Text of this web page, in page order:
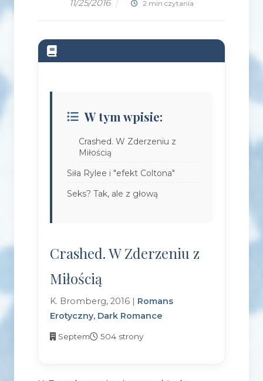
11/25/2016 | 2 min czytania
W tym wpisie:
Crashed. W Zderzeniu z
Miłością
Siła Rylee i "efekt Coltona"
Seks? Tak, ale z głową
Crashed. W Zderzeniu z
Miłością
K. Bromberg, 2016 | Romans
Erotyczny, Dark Romance
Septem 504 strony